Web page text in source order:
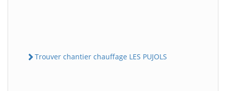
Trouver chantier chauffage LES PUJOLS